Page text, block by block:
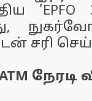
'EPFO
சரி